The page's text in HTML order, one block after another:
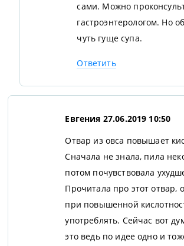
сами. Можно
гастроэнтерологом. Но
чуть гуще супа.
Ответить
Евгения 27.06.2019 10:50
Отвар из овса повышает
Сначала не знала, пила
потом почувствовала
Прочитала про этот отвар,
при повышенной
употреблять. Сейчас вот
это ведь по идее одно и